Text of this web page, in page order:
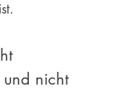
und nicht